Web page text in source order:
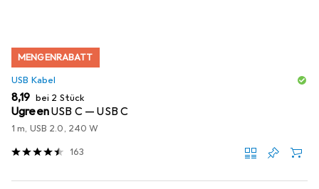
MENGENRABATT
USB Kabel
EUR
8,19 bei 2 Stück
UgreenUSB C — USB C
1 m, USB 2.0, 240 W
163